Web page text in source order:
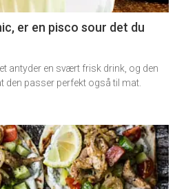
er en pisco sour det du
antyder en svært frisk drink, og den
den passer perfekt også til mat.